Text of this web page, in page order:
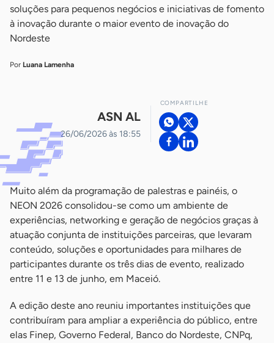
soluções para pequenos negócios e iniciativas de fomento
à inovação durante o maior evento de inovação do
Nordeste
Por Luana Lamenha
ASN AL
26/06/2026 às 18:55
COMPARTILHE
Muito além da programação de palestras e painéis, o
NEON 2026 consolidou-se como um ambiente de
experiências, networking e geração de negócios graças à
atuação conjunta de instituições parceiras, que levaram
conteúdo, soluções e oportunidades para milhares de
participantes durante os três dias de evento, realizado
entre 11 e 13 de junho, em Maceió.
A edição deste ano reuniu importantes instituições que
contribuíram para ampliar a experiência do público, entre
elas Finep, Governo Federal, Banco do Nordeste, CNPq,